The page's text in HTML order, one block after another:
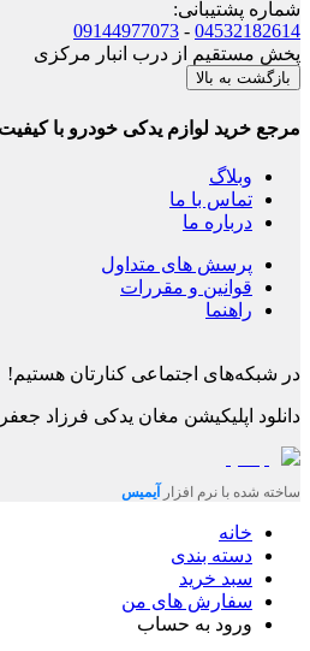
شماره پشتیبانی:
04532182614
-
09144977073
پخش مستقیم از درب انبار مرکزی
بازگشت به بالا
مرجع خرید لوازم یدکی خودرو با
وبلاگ
تماس با ما
درباره ما
پرسش های متداول
قوانین و مقررات
راهنما
در شبکه‌های اجتماعی کنارتان هستیم!
دانلود اپلیکیشن مغان یدکی فرزاد
ساخته شده با نرم افزار آیمیس
خانه
دسته بندی
سبد خرید
سفارش های من
ورود به حساب